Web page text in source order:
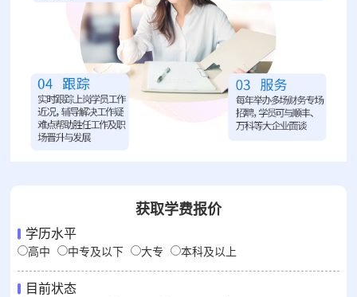
获取学费报价
学历水平
高中 中专及以下 大专 本科及以上
目前状态